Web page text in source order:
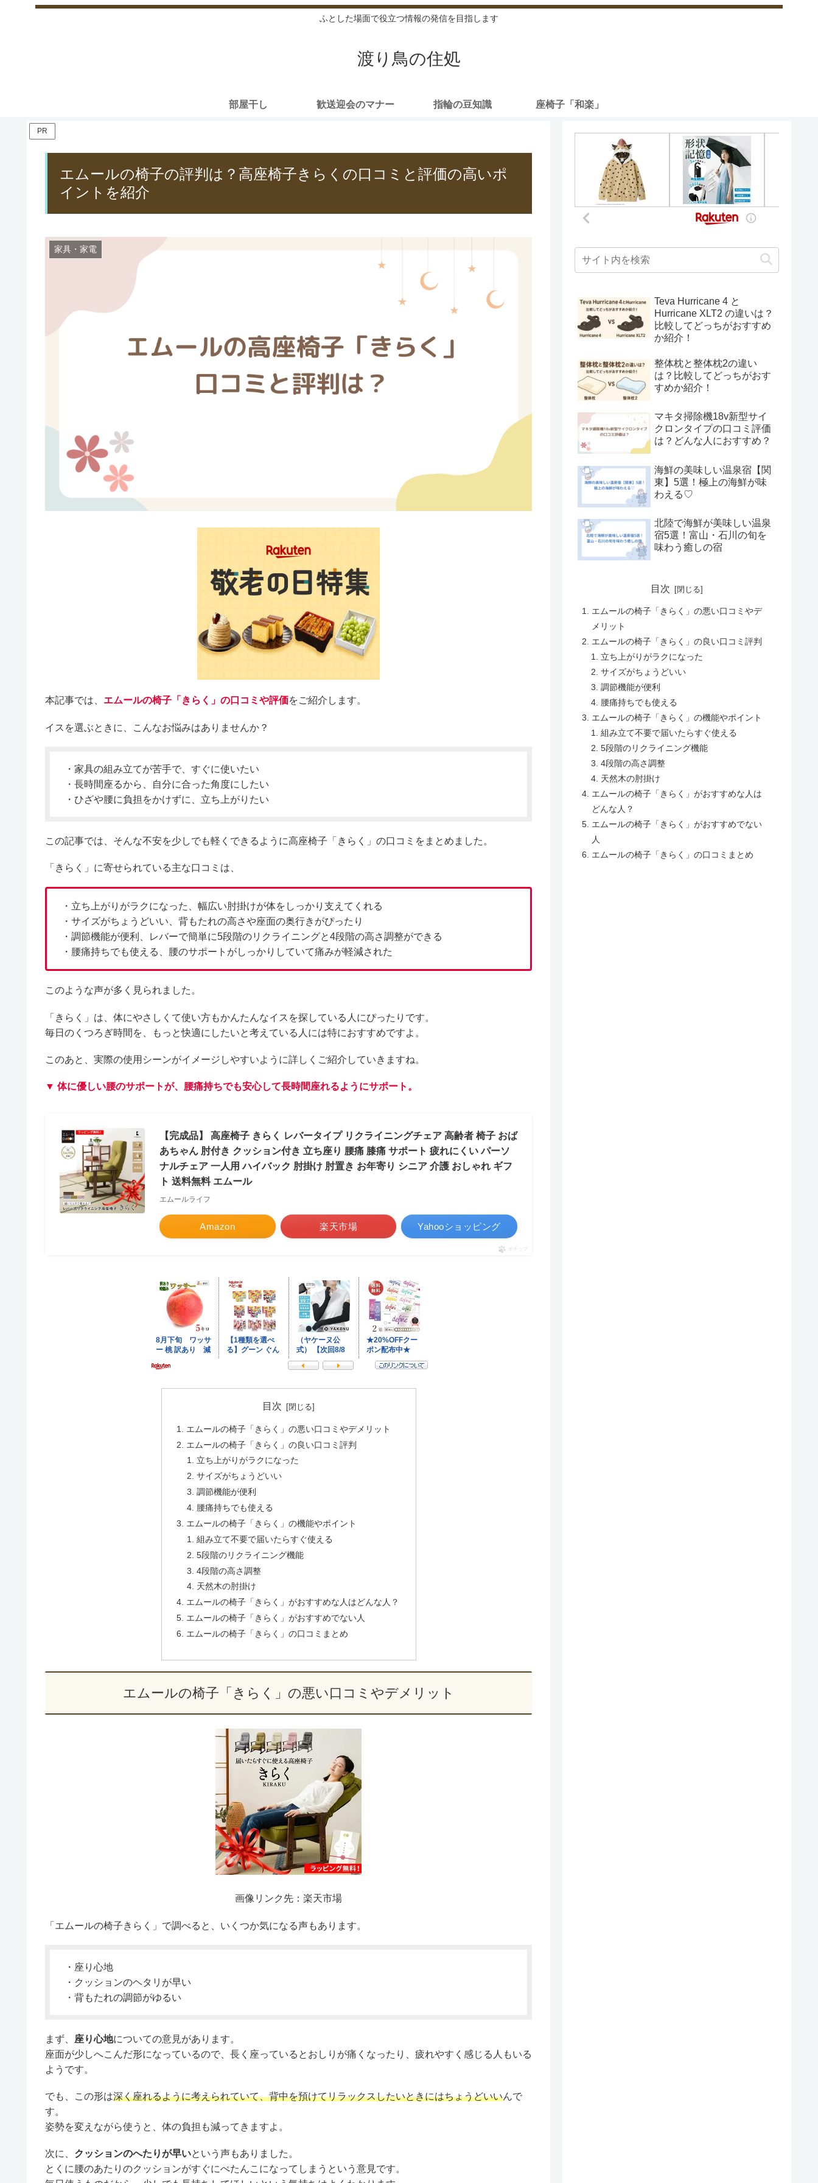
ふとした場面で役立つ情報の発信を目指します
渡り鳥の住処
部屋干し 歓送迎会のマナー 指輪の豆知識 座椅子「和楽」
PR
エムールの椅子の評判は？高座椅子きらくの口コミと評価の高いポ
イントを紹介
家具・家電
本記事では、 エムールの椅子「きらく」の口コミや評価をご紹介します。
イスを選ぶときに、こんなお悩みはありませんか？
・家具の組み立てが苦手で、すぐに使いたい
・長時間座るから、自分に合った角度にしたい
・ひざや腰に負担をかけずに、立ち上がりたい
この記事では、そんな不安を少しでも軽くできるように高座椅子「きらく」の口コミをまとめました。
「きらく」に寄せられている主な口コミは、
・立ち上がりがラクになった、幅広い肘掛けが体をしっかり支えてくれる
・サイズがちょうどいい、背もたれの高さや座面の奥行きがぴったり
・調節機能が便利、レバーで簡単に5段階のリクライニングと4段階の高さ調整ができる
・腰痛持ちでも使える、腰のサポートがしっかりしていて痛みが軽減された
このような声が多く見られました。
「きらく」は、体にやさしくて使い方もかんたんなイスを探している人にぴったりです。
毎日のくつろぎ時間を、もっと快適にしたいと考えている人には特におすすめですよ。
このあと、実際の使用シーンがイメージしやすいように詳しくご紹介していきますね。
▼ 体に優しい腰のサポートが、腰痛持ちでも安心して長時間座れるようにサポート。
【完成品】 高座椅子 きらく レバータイプ リクライニングチェア 高齢者 椅子 おば
あちゃん 肘付き クッション付き 立ち座り 腰痛 膝痛 サポート 疲れにくい パーソ
ナルチェア 一人用 ハイバック 肘掛け 肘置き お年寄り シニア 介護 おしゃれ ギフ
ト 送料無料 エムール
エムールライフ
Amazon 楽天市場 Yahooショッピング
ポチップ
目次
エムールの椅子「きらく」の悪い口コミやデメリット
エムールの椅子「きらく」の良い口コミ評判
立ち上がりがラクになった
サイズがちょうどいい
調節機能が便利
腰痛持ちでも使える
エムールの椅子「きらく」の機能やポイント
組み立て不要で届いたらすぐ使える
5段階のリクライニング機能
4段階の高さ調整
天然木の肘掛け
エムールの椅子「きらく」がおすすめな人はどんな人？
エムールの椅子「きらく」がおすすめでない人
エムールの椅子「きらく」の口コミまとめ
エムールの椅子「きらく」の悪い口コミやデメリット
画像リンク先：楽天市場
「エムールの椅子きらく」で調べると、いくつか気になる声もあります。
・座り心地
・クッションのヘタリが早い
・背もたれの調節がゆるい
まず、 座り心地についての意見があります。
座面が少しへこんだ形になっているので、長く座っているとおしりが痛くなったり、疲れやすく感じる人もいる
ようです。
でも、この形は深く座れるように考えられていて、背中を預けてリラックスしたいときにはちょうどいいんで
す。
姿勢を変えながら使うと、体の負担も減ってきますよ。
次に、 クッションのへたりが早いという声もありました。
とくに腰のあたりのクッションがすぐにぺたんこになってしまうという意見です。
Teva Hurricane 4 と
Hurricane XLT2 の違いは？
比較してどっちがおすすめ
か紹介！
整体枕と整体枕2の違い
は？比較してどっちがおす
すめか紹介！
マキタ掃除機18v新型サイ
クロンタイプの口コミ評価
は？どんな人におすすめ？
海鮮の美味しい温泉宿【関
東】5選！極上の海鮮が味
わえる♡
北陸で海鮮が美味しい温泉
宿5選！富山・石川の旬を
味わう癒しの宿
目次
エムールの椅子「きらく」の悪い口コミやデ
メリット
エムールの椅子「きらく」の良い口コミ評判
立ち上がりがラクになった
サイズがちょうどいい
調節機能が便利
腰痛持ちでも使える
エムールの椅子「きらく」の機能やポイント
組み立て不要で届いたらすぐ使える
5段階のリクライニング機能
4段階の高さ調整
天然木の肘掛け
エムールの椅子「きらく」がおすすめな人は
どんな人？
エムールの椅子「きらく」がおすすめでない
人
エムールの椅子「きらく」の口コミまとめ